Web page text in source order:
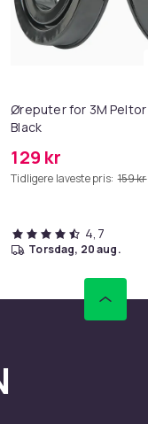
til HDMI-omformer
Øreputer for 3M Peltor
Black
129 kr
Tidligere laveste pris: 159 kr
4,7
torsdag, 20 aug.